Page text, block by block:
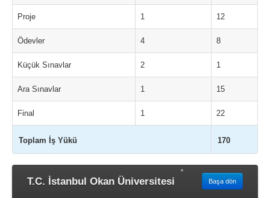
Proje 1 12
Ödevler 4 8
Küçük Sınavlar 2 1
Ara Sınavlar 1 15
Final 1 22
Toplam İş Yükü 170
T.C. İstanbul Okan Üniversitesi Başa dön